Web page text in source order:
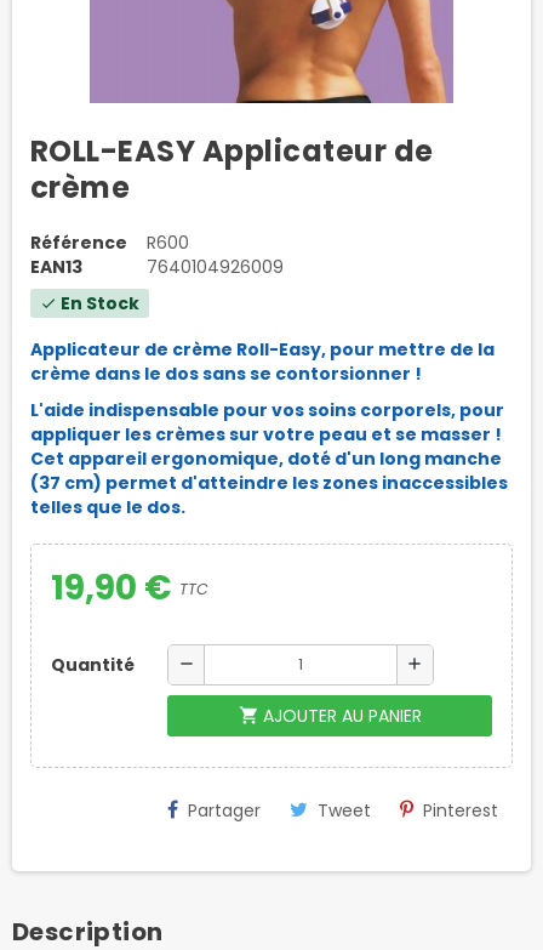
ROLL-EASY Applicateur de
crème
Référence
R600
EAN13
7640104926009
check En Stock
Applicateur de crème Roll-Easy, pour mettre de la
crème dans le dos sans se contorsionner !
L'aide indispensable pour vos soins corporels, pour
appliquer les crèmes sur votre peau et se masser !
Cet appareil ergonomique, doté d'un long manche
(37 cm) permet d'atteindre les zones inaccessibles
telles que le dos.
19,90 € TTC
Quantité remove add
shopping_cart AJOUTER AU PANIER
Partager Tweet Pinterest
Description